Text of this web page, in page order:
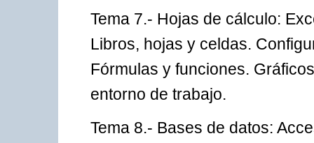
Tema 7.- Hojas de cálculo:
Libros, hojas y celdas.
Fórmulas y funciones.
entorno de trabajo.
Tema 8.- Bases de datos: